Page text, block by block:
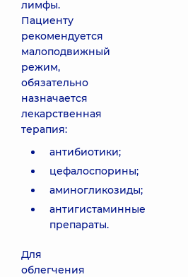
лимфы.
Пациенту
рекомендуется
малоподвижный
режим,
обязательно
назначается
лекарственная
терапия:
антибиотики;
цефалоспорины;
аминогликозиды;
антигистаминные
препараты.
Для
облегчения